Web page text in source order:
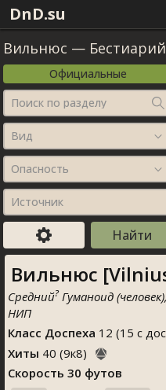
DnD.su
Вильнюс — Бестиарий
Официальные
Поиск по разделу
Вид
Опасность
Источник
Вильнюс
Средний?Гуманоид
НИП
Класс Доспеха 12 (15 с
Хиты 40 (9к8)
Скорость 30 футов